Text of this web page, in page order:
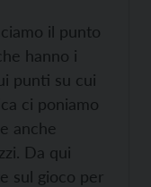
il punto
hanno i
punti su cui
ci poniamo
anche
Da qui
sul gioco per